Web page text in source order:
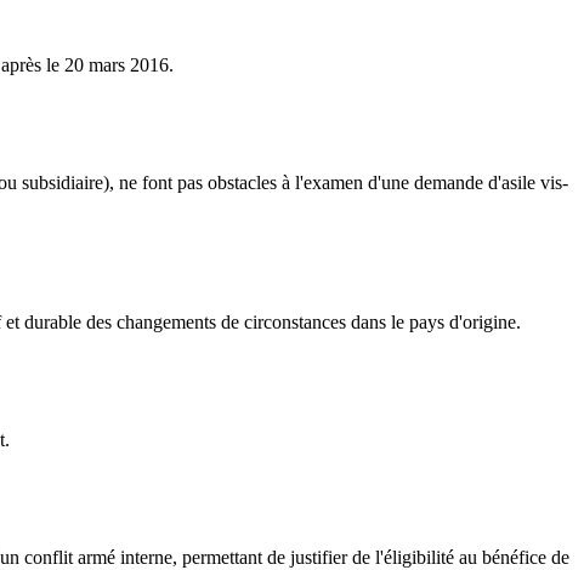
le 20 mars 2016.
subsidiaire), ne font pas obstacles à l'examen d'une demande d'asile vis-
durable des changements de circonstances dans le pays d'origine.
conflit armé interne, permettant de justifier de l'éligibilité au bénéfice de